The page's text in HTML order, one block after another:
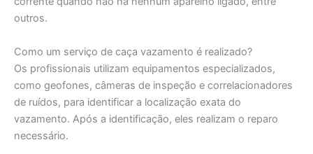
outros.
Como um serviço de caça vazamento é realizado?
Os profissionais utilizam equipamentos especializados,
como geofones, câmeras de inspeção e correlacionadores
de ruídos, para identificar a localização exata do
vazamento. Após a identificação, eles realizam o reparo
necessário.